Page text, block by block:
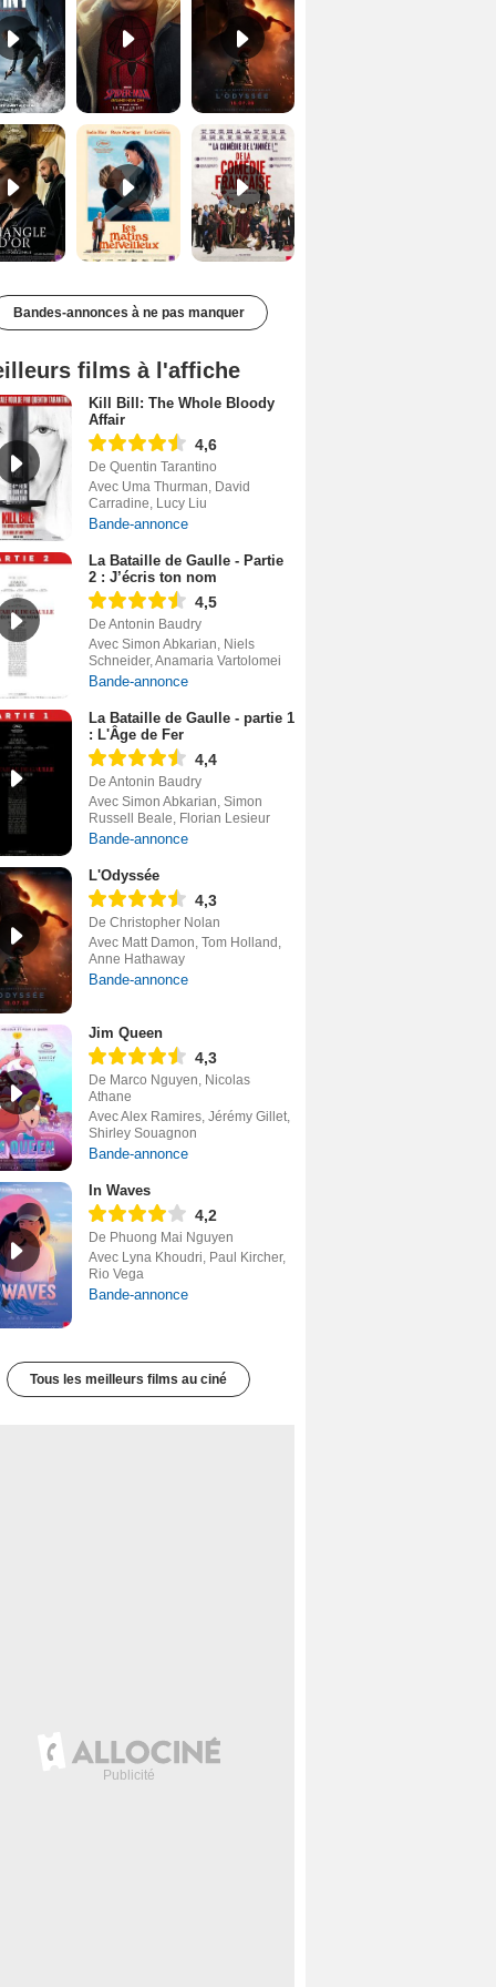
Le Triangle d'or Bande-annonce VF De la Comédie-Française Teaser VF
Bandes-annonces à ne pas manquer
films à l'affiche
Kill Bill: The Whole Bloody
Affair
4,6
De Quentin Tarantino
Avec Uma Thurman, David
Carradine, Lucy Liu
Bande-annonce
La Bataille de Gaulle - Partie
2 : J’écris ton nom
4,5
De Antonin Baudry
Avec Simon Abkarian, Niels
Schneider, Anamaria Vartolomei
Bande-annonce
La Bataille de Gaulle - partie 1
: L'Âge de Fer
4,4
De Antonin Baudry
Avec Simon Abkarian, Simon
Russell Beale, Florian Lesieur
Bande-annonce
L'Odyssée
4,3
De Christopher Nolan
Avec Matt Damon, Tom Holland,
Anne Hathaway
Bande-annonce
Jim Queen
4,3
De Marco Nguyen, Nicolas
Athane
Avec Alex Ramires, Jérémy Gillet,
Shirley Souagnon
Bande-annonce
In Waves
4,2
De Phuong Mai Nguyen
Avec Lyna Khoudri, Paul Kircher,
Rio Vega
Bande-annonce
Tous les meilleurs films au ciné